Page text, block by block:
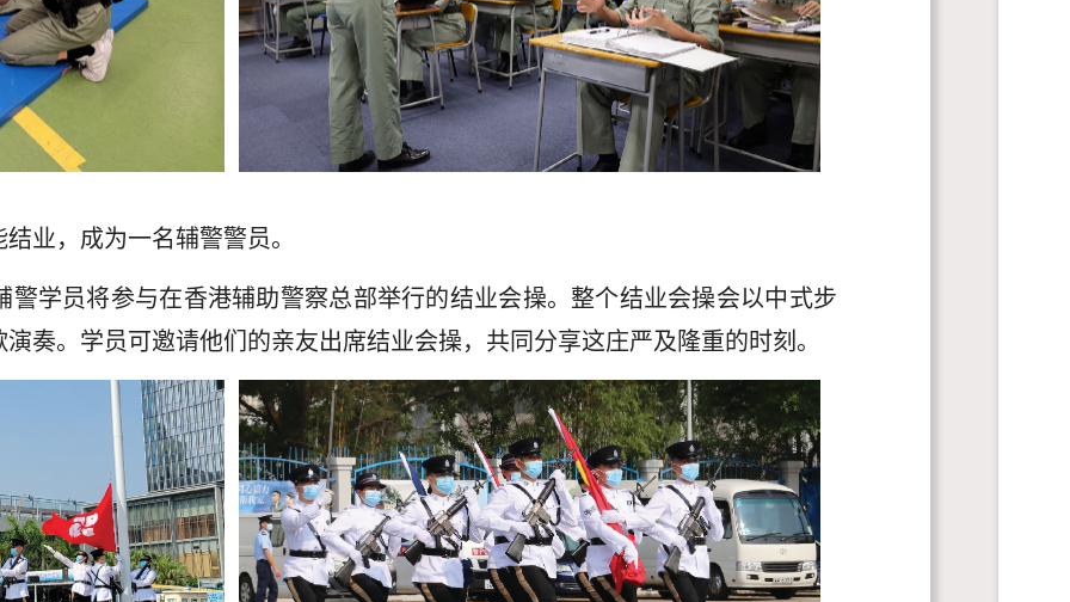
业，成为一名辅警警员。
学员将参与在香港辅助警察总部举行的结业会操。整个结业会操会以中式步
奏。学员可邀请他们的亲友出席结业会操，共同分享这庄严及隆重的时刻。